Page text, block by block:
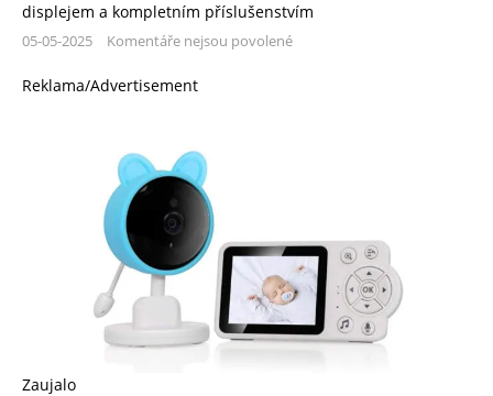
displejem a kompletním příslušenstvím
05-05-2025 Komentáře nejsou povolené
Reklama/Advertisement
Zaujalo